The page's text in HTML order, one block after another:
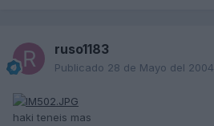
ruso1183
Publicado 28 de Mayo del 2004
haki teneis mas